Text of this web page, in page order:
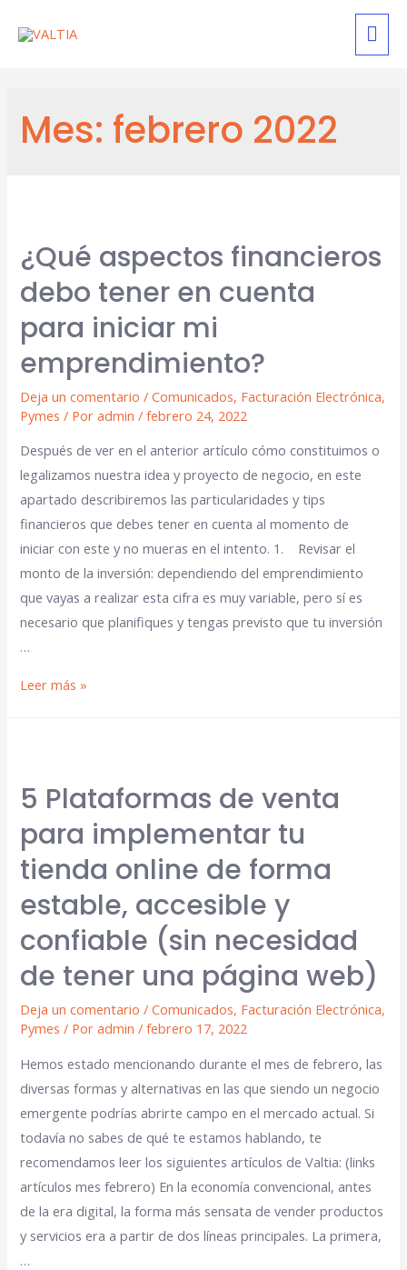
Mes: febrero 2022
¿Qué aspectos financieros
debo tener en cuenta
para iniciar mi
emprendimiento?
Deja un comentario /Comunicados, Facturación Electrónica,
Pymes / Poradmin /febrero 24, 2022
Después de ver en el anterior artículo cómo constituimos o
legalizamos nuestra idea y proyecto de negocio, en este
apartado describiremos las particularidades y tips
financieros que debes tener en cuenta al momento de
iniciar con este y no mueras en el intento. 1. Revisar el
monto de la inversión: dependiendo del emprendimiento
que vayas a realizar esta cifra es muy variable, pero sí es
necesario que planifiques y tengas previsto que tu inversión
…
Leer más »
5 Plataformas de venta
para implementar tu
tienda online de forma
estable, accesible y
confiable (sin necesidad
de tener una página web)
Deja un comentario /Comunicados, Facturación Electrónica,
Pymes / Poradmin /febrero 17, 2022
Hemos estado mencionando durante el mes de febrero, las
diversas formas y alternativas en las que siendo un negocio
emergente podrías abrirte campo en el mercado actual. Si
todavía no sabes de qué te estamos hablando, te
recomendamos leer los siguientes artículos de Valtia: (links
artículos mes febrero) En la economía convencional, antes
de la era digital, la forma más sensata de vender productos
y servicios era a partir de dos líneas principales. La primera,
…